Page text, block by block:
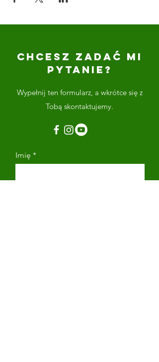
CHCESZ ZADAĆ MI
PYTANIE?
Wypełnij ten formularz, a wkrótce się z
Tobą skontaktujemy.
Imię